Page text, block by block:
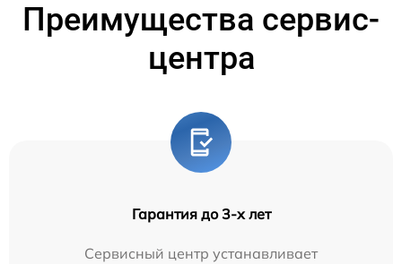
Преимущества сервис-
центра
Гарантия до 3-х лет
Сервисный центр устанавливает